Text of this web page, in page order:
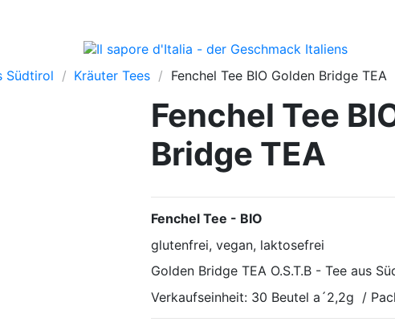
Südtirol Kräuter Tees Fenchel Tee BIO Golden Bridge TEA
Fenchel Tee
Bridge TEA
Fenchel Tee - BIO
glutenfrei, vegan, laktosefrei
Golden Bridge TEA O.S.T.B - Tee aus
Verkaufseinheit: 30 Beutel a´2,2g /